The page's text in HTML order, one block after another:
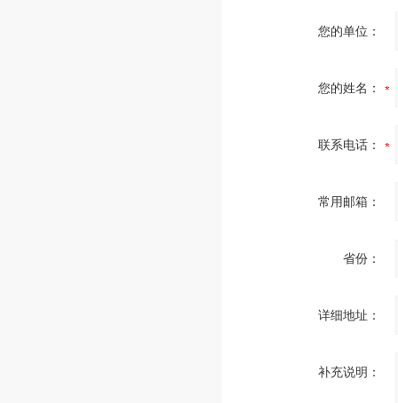
您的单位：
您的姓名：
联系电话：
常用邮箱：
省份：
详细地址：
补充说明：